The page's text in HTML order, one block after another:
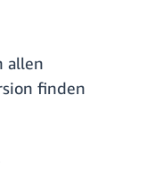
allen
finden